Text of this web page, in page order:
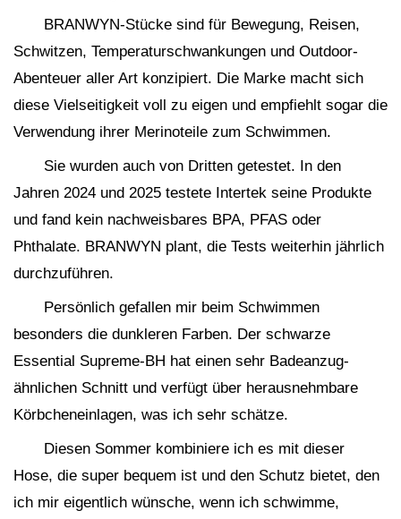
BRANWYN-Stücke sind für Bewegung, Reisen,
Schwitzen, Temperaturschwankungen und Outdoor-
Abenteuer aller Art konzipiert. Die Marke macht sich
diese Vielseitigkeit voll zu eigen und empfiehlt sogar die
Verwendung ihrer Merinoteile zum Schwimmen.
Sie wurden auch von Dritten getestet. In den
Jahren 2024 und 2025 testete Intertek seine Produkte
und fand kein nachweisbares BPA, PFAS oder
Phthalate. BRANWYN plant, die Tests weiterhin jährlich
durchzuführen.
Persönlich gefallen mir beim Schwimmen
besonders die dunkleren Farben. Der schwarze
Essential Supreme-BH hat einen sehr Badeanzug-
ähnlichen Schnitt und verfügt über herausnehmbare
Körbcheneinlagen, was ich sehr schätze.
Diesen Sommer kombiniere ich es mit dieser
Hose, die super bequem ist und den Schutz bietet, den
ich mir eigentlich wünsche, wenn ich schwimme,